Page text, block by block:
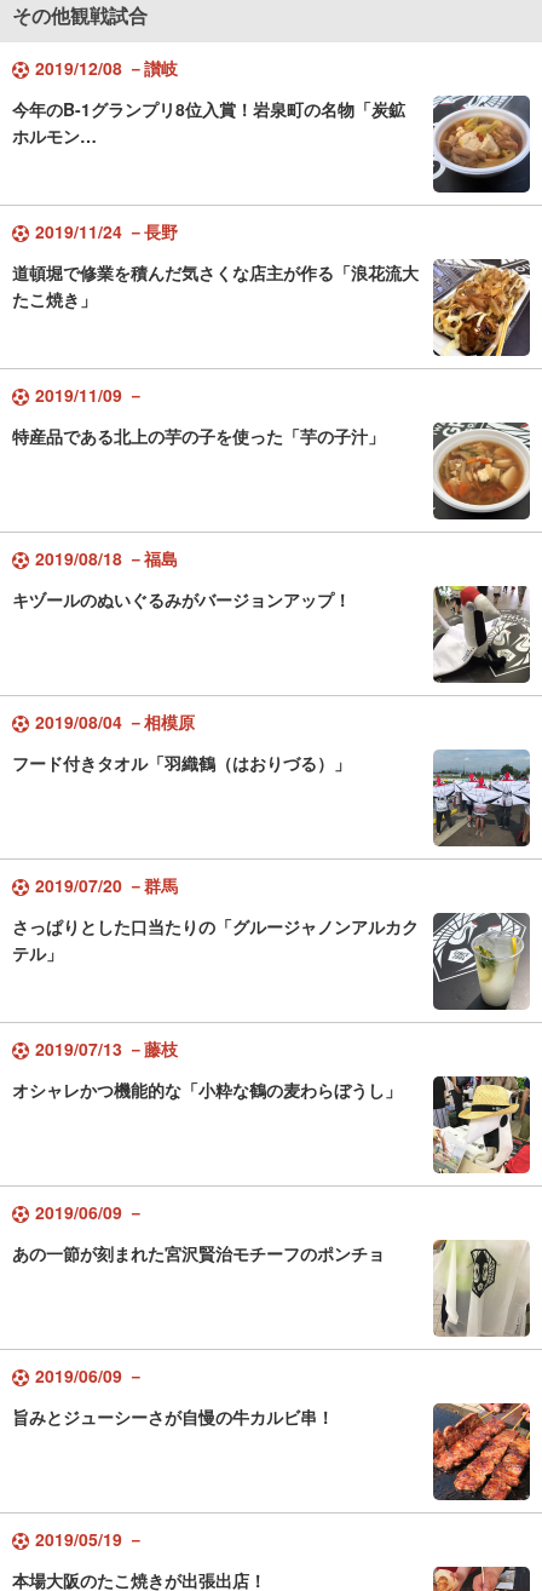
その他観戦試合
2019/12/08 －讃岐
今年のB-1グランプリ8位入賞！岩泉町の名物「炭鉱
ホルモン…
2019/11/24 －長野
道頓堀で修業を積んだ気さくな店主が作る「浪花流大
たこ焼き」
2019/11/09 －
特産品である北上の芋の子を使った「芋の子汁」
2019/08/18 －福島
キヅールのぬいぐるみがバージョンアップ！
2019/08/04 －相模原
フード付きタオル「羽織鶴（はおりづる）」
2019/07/20 －群馬
さっぱりとした口当たりの「グルージャノンアルカク
テル」
2019/07/13 －藤枝
オシャレかつ機能的な「小粋な鶴の麦わらぼうし」
2019/06/09 －
あの一節が刻まれた宮沢賢治モチーフのポンチョ
2019/06/09 －
旨みとジューシーさが自慢の牛カルビ串！
2019/05/19 －
本場大阪のたこ焼きが出張出店！